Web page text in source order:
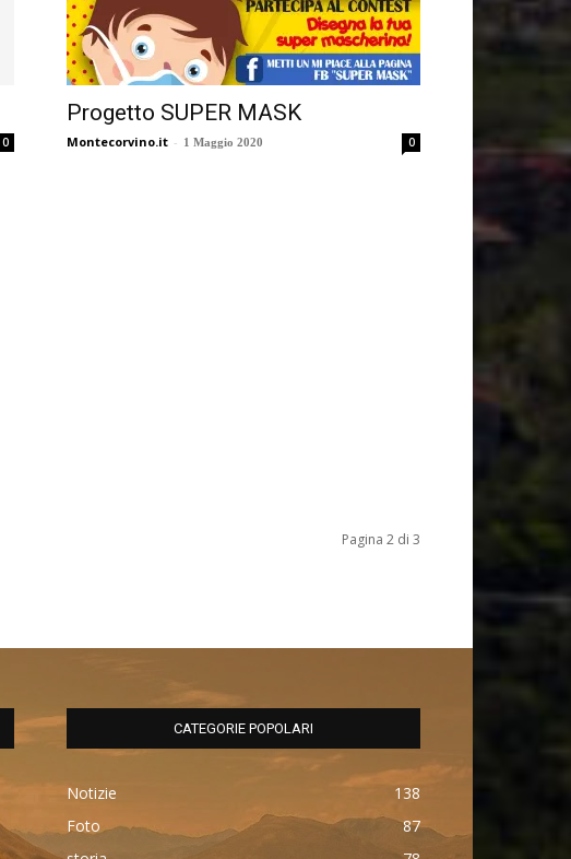
0
Progetto SUPER MASK
Montecorvino.it - 1 Maggio 2020 0
Pagina 2 di 3
CATEGORIE POPOLARI
Notizie
138
Foto
87